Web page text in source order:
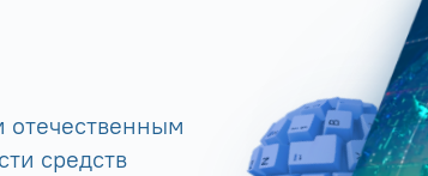
отечественным
средств